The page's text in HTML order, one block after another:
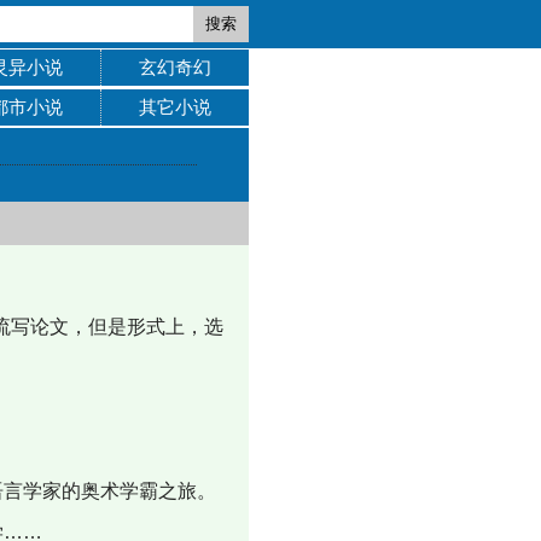
搜索
异小说
玄幻奇幻
市小说
其它小说
写论文，但是形式上，选
学家的奥术学霸之旅。
……